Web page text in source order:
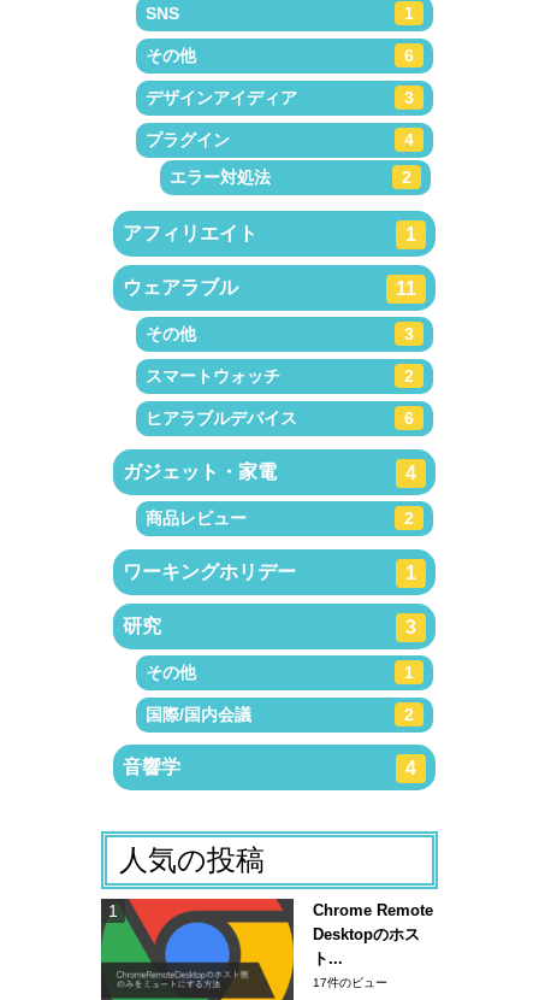
SNS 1
その他 6
デザインアイディア 3
プラグイン
4
エラー対処法
2
アフィリエイト 1
ウェアラブル 11
その他 3
スマートウォッチ 2
ヒアラブルデバイス 6
ガジェット・家電 4
商品レビュー 2
ワーキングホリデー 1
研究 3
その他 1
国際/国内会議 2
音響学 4
人気の投稿
Chrome Remote
Desktopのホス
ト...
17件のビュー